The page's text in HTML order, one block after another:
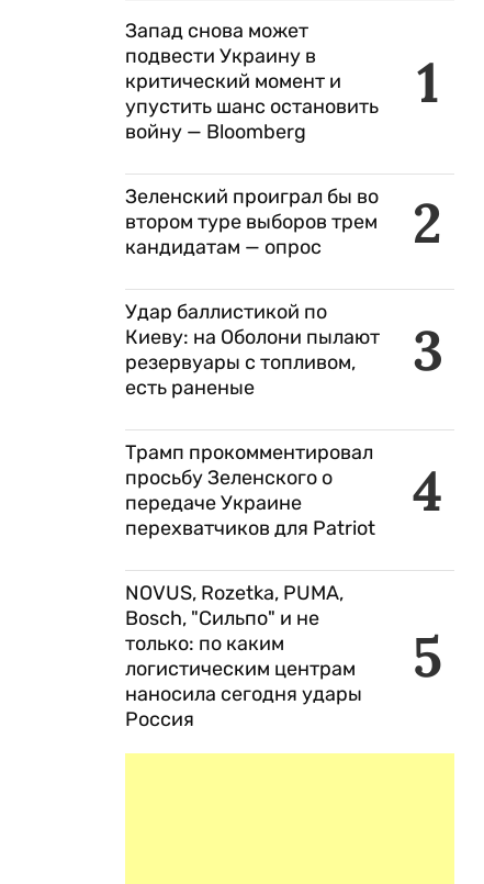
1
Запад снова может
подвести Украину в
критический момент и
упустить шанс остановить
войну — Bloomberg
2
Зеленский проиграл бы во
втором туре выборов трем
кандидатам — опрос
3
Удар баллистикой по
Киеву: на Оболони пылают
резервуары с топливом,
есть раненые
4
Трамп прокомментировал
просьбу Зеленского о
передаче Украине
перехватчиков для Patriot
5
NOVUS, Rozetka, PUMA,
Bosch, "Сильпо" и не
только: по каким
логистическим центрам
наносила сегодня удары
Россия